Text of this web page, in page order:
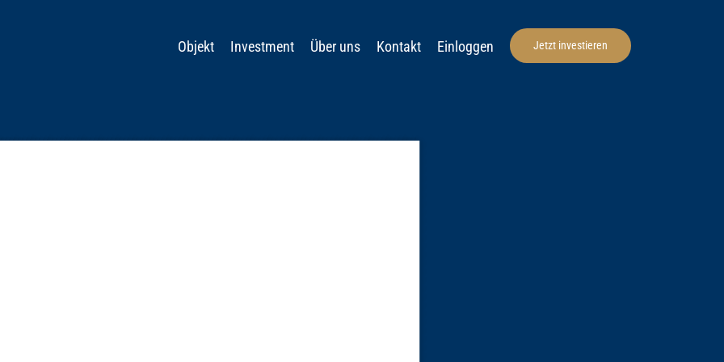
Objekt Investment Über uns Kontakt Einloggen Jetzt investieren